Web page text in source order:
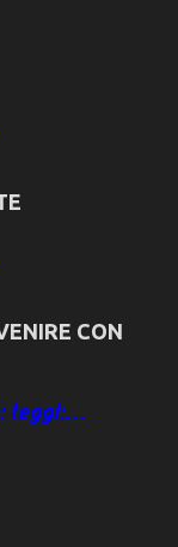
CON
leggi:…